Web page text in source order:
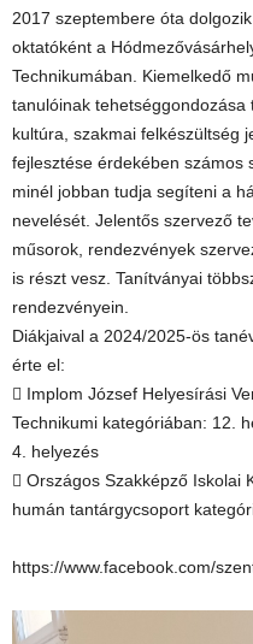
2017 szeptembere óta
oktatóként a
Technikumában. Kiemelkedő
tanulóinak
kultúra, szakmai felkészültség
fejlesztése érdekében számos
minél jobban tudja segíteni a
nevelését. Jelentős szervező
műsorok, rendezvények
is részt vesz. Tanítványai
rendezvényein.
Diákjaival a 2024/2025-ös
érte el:
 Implom József Helyesírási
Technikumi kategóriában: 12.
4. helyezés
 Országos Szakképző Iskolai
humán tantárgycsoport
https://www.facebook.com/